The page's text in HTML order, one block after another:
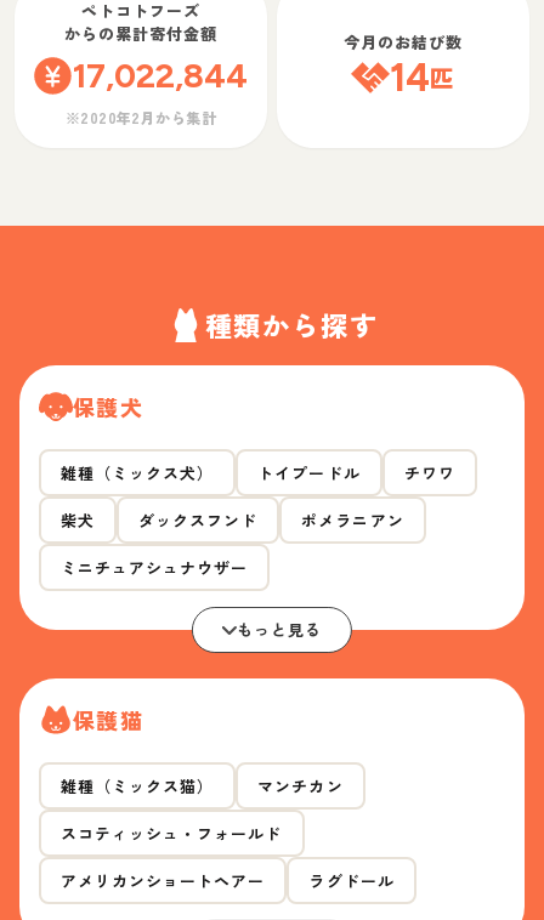
ペトコトフーズ
からの累計寄付金額
17,022,844
※2020年2月から集計
今月のお結び数
14匹
種類から探す
保護犬
雑種（ミックス犬） トイプードル チワワ
柴犬 ダックスフンド ポメラニアン
ミニチュアシュナウザー
もっと見る
保護猫
雑種（ミックス猫） マンチカン
スコティッシュ・フォールド
アメリカンショートヘアー ラグドール